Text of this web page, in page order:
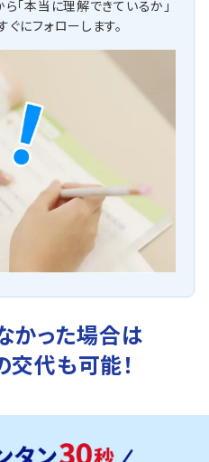
「本当に理解できているか」
にフォローします。
かった場合は
代も可能！